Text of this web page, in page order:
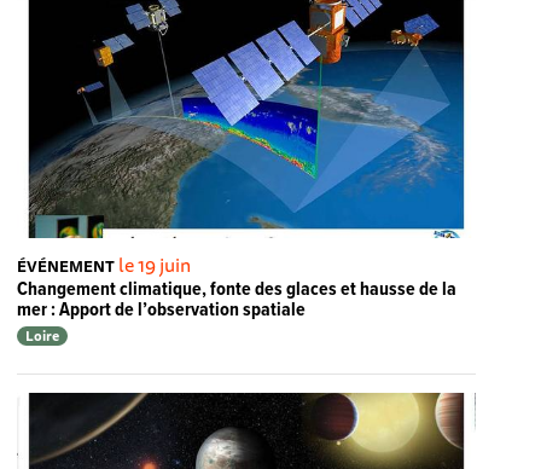
ÉVÉNEMENT le 19 juin
Changement climatique, fonte des glaces et hausse de la
mer : Apport de l’observation spatiale
Loire